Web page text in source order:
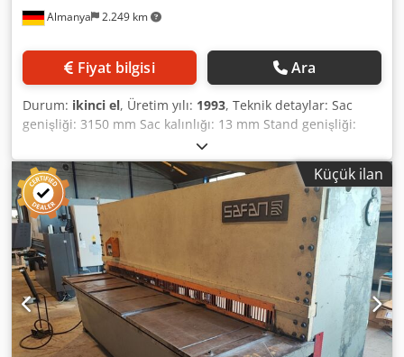
Almanya 2.249 km
Fiyat bilgisi Ara
Durum: ikinci el, Üretim yılı: 1993, Teknik detaylar: Sac
genişliği: 3150 mm Sac kalınlığı: 13 mm Stand genişliği:
3670 mm Bıçak uzunluğu: 3150 mm Tutma cihazı: 18 parça
Arka dayama: motorlu 1000 Yerden yükseklik: 850 mm
Çalışma saati sayısı: 3256 Masa boyutu: UxG: 3770 x 500
mm Toplam güç gereksinimi: 30 kW Makine ağırlığı
yaklaşık: 12,9 ton Makine boyutları: 4,4 x 2,8 x 2,4 m Kısa
vuruş Dcjdpju Icnfjfx Aikjk Sürekli çalışma Yarık aydınlatma
Hidrolik sac katlama cihazı arka ışık perdesi
konumlandırılabilir arka dayama *
Küçük ilan